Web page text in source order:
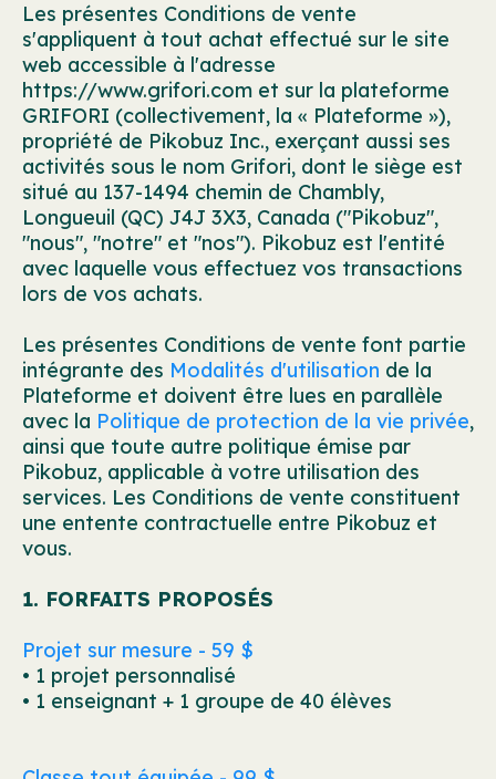
Les présentes Conditions de vente
s'appliquent à tout achat effectué sur le site
web accessible à l'adresse
https://www.grifori.com et sur la plateforme
GRIFORI (collectivement, la « Plateforme »),
propriété de Pikobuz Inc., exerçant aussi ses
activités sous le nom Grifori, dont le siège est
situé au 137-1494 chemin de Chambly,
Longueuil (QC) J4J 3X3, Canada ("Pikobuz",
"nous", "notre" et "nos"). Pikobuz est l'entité
avec laquelle vous effectuez vos transactions
lors de vos achats.
Les présentes Conditions de vente font partie
intégrante des Modalités d'utilisation de la
Plateforme et doivent être lues en parallèle
avec la Politique de protection de la vie privée,
ainsi que toute autre politique émise par
Pikobuz, applicable à votre utilisation des
services. Les Conditions de vente constituent
une entente contractuelle entre Pikobuz et
vous.
1. FORFAITS PROPOSÉS
Projet sur mesure - 59 $
• 1 projet personnalisé
• 1 enseignant + 1 groupe de 40 élèves